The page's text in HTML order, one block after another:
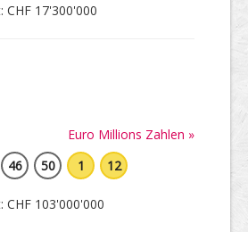
CHF 17'300'000
Euro Millions Zahlen »
46 50 1 12
CHF 103'000'000